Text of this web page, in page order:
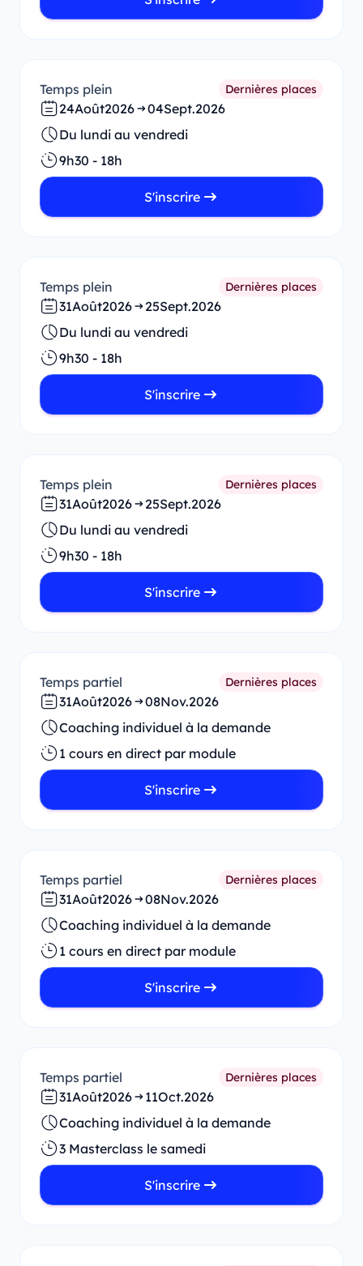
Temps plein Dernières places
24Août2026 04Sept.2026
Du lundi au vendredi
9h30 - 18h
S'inscrire
Temps plein Dernières places
31Août2026 25Sept.2026
Du lundi au vendredi
9h30 - 18h
S'inscrire
Temps plein Dernières places
31Août2026 25Sept.2026
Du lundi au vendredi
9h30 - 18h
S'inscrire
Temps partiel Dernières places
31Août2026 08Nov.2026
Coaching individuel à la demande
1 cours en direct par module
S'inscrire
Temps partiel Dernières places
31Août2026 08Nov.2026
Coaching individuel à la demande
1 cours en direct par module
S'inscrire
Temps partiel Dernières places
31Août2026 11Oct.2026
Coaching individuel à la demande
3 Masterclass le samedi
S'inscrire